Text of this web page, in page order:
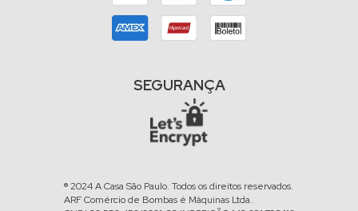
SEGURANÇA
® 2024 A Casa São Paulo. Todos os direitos reservados.
ARF Comércio de Bombas é Máquinas Ltda.